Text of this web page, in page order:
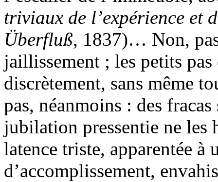
triviaux de l’expérience et
Überfluß, 1837)… Non,
jaillissement ; les petits pas
discrètement, sans même
pas, néanmoins : des
jubilation pressentie ne les
latence triste, apparentée à
d’accomplissement,